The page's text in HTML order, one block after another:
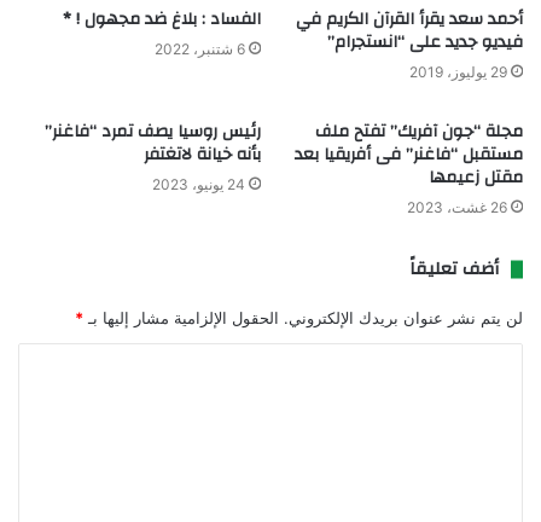
أحمد سعد يقرأ القرآن الكريم في
فيديو جديد على “انستجرام”
29 يوليوز، 2019
الفساد : بلاغ ضد مجهول ! *
6 شتنبر، 2022
مجلة “جون آفريك” تفتح ملف
مستقبل “فاغنر” فى أفريقيا بعد
مقتل زعيمها
26 غشت، 2023
رئيس روسيا يصف تمرد “فاغنر”
بأنه خيانة لاتغتفر
24 يونيو، 2023
أضف تعليقاً
لن يتم نشر عنوان بريدك الإلكتروني. الحقول الإلزامية مشار إليها بـ *